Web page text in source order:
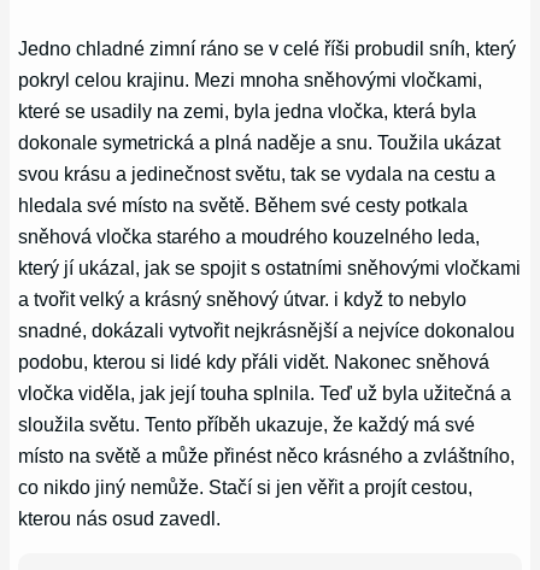
Jedno chladné zimní ráno se v celé říši probudil sníh, který
pokryl celou krajinu. Mezi mnoha sněhovými vločkami,
které se usadily na zemi, byla jedna vločka, která byla
dokonale symetrická a plná naděje a snu. Toužila ukázat
svou krásu a jedinečnost světu, tak se vydala na cestu a
hledala své místo na světě. Během své cesty potkala
sněhová vločka starého a moudrého kouzelného leda,
který jí ukázal, jak se spojit s ostatními sněhovými vločkami
a tvořit velký a krásný sněhový útvar. i když to nebylo
snadné, dokázali vytvořit nejkrásnější a nejvíce dokonalou
podobu, kterou si lidé kdy přáli vidět. Nakonec sněhová
vločka viděla, jak její touha splnila. Teď už byla užitečná a
sloužila světu. Tento příběh ukazuje, že každý má své
místo na světě a může přinést něco krásného a zvláštního,
co nikdo jiný nemůže. Stačí si jen věřit a projít cestou,
kterou nás osud zavedl.